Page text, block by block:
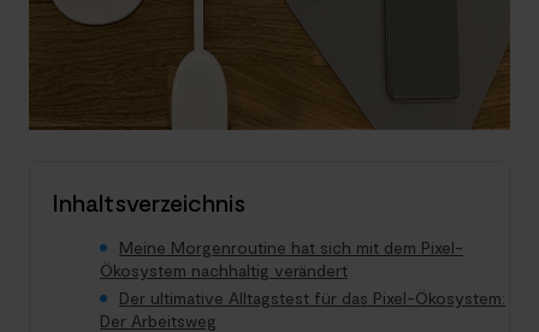
Inhaltsverzeichnis
Meine Morgenroutine hat sich mit dem Pixel-
Ökosystem nachhaltig verändert
Der ultimative Alltagstest für das Pixel-Ökosystem:
Der Arbeitsweg